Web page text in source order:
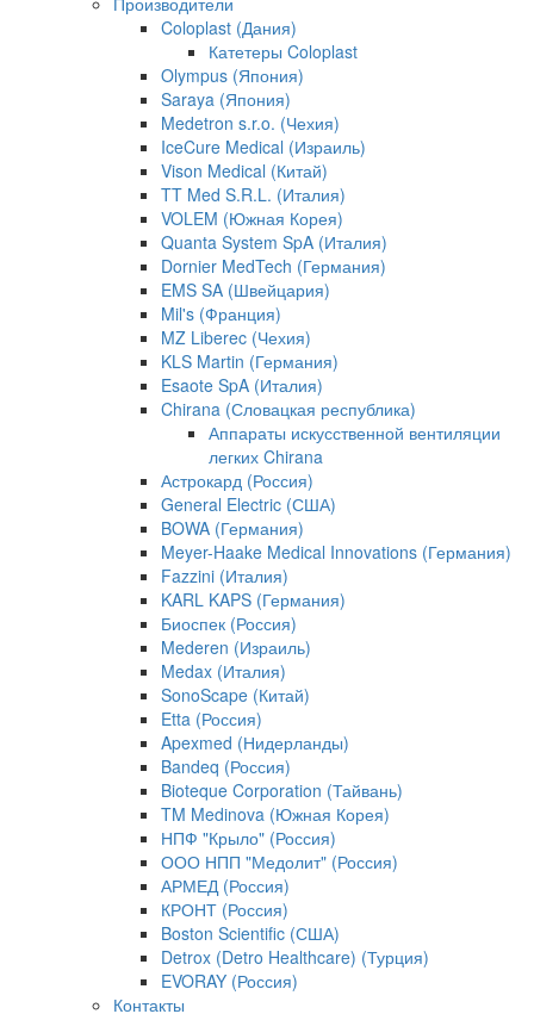
Coloplast (Дания)
Катетеры Coloplast
Olympus (Япония)
Saraya (Япония)
Medetron s.r.o. (Чехия)
IceCure Medical (Израиль)
Vison Medical (Китай)
TT Med S.R.L. (Италия)
VOLEM (Южная Корея)
Quanta System SpA (Италия)
Dornier MedTech (Германия)
EMS SA (Швейцария)
Mil's (Франция)
MZ Liberec (Чехия)
KLS Martin (Германия)
Esaote SpA (Италия)
Chirana (Словацкая республика)
Аппараты искусственной вентиляции
легких Chirana
Астрокард (Россия)
General Electric (США)
BOWA (Германия)
Meyer-Haake Medical Innovations (Германия)
Fazzini (Италия)
KARL KAPS (Германия)
Биоспек (Россия)
Mederen (Израиль)
Medax (Италия)
SonoScape (Китай)
Etta (Россия)
Apexmed (Нидерланды)
Bandeq (Россия)
Bioteque Corporation (Тайвань)
TM Medinova (Южная Корея)
НПФ "Крыло" (Россия)
ООО НПП "Медолит" (Россия)
АРМЕД (Россия)
КРОНТ (Россия)
Boston Scientific (США)
Detrox (Detro Healthcare) (Турция)
EVORAY (Россия)
Контакты